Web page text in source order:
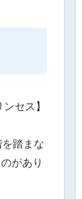
セス】
踏まな
があり